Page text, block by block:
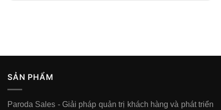
SẢN PHẨM
Paroda Sales - Giải pháp quản trị khách hàng và phát triển